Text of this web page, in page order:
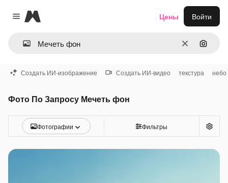
Close menu
Magnific
ОчиститьПоиск
Цены Войти
Создать ИИ-изображение Создать ИИ-видео текстура небо
Фото По Запросу Мечеть фон
Фотографии Фильтры